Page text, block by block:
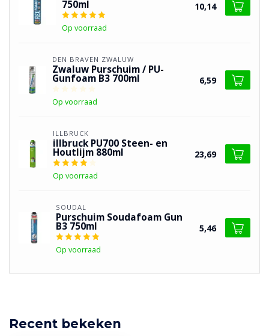
750ml
Op voorraad
10,14
DEN BRAVEN ZWALUW
Zwaluw Purschuim / PU-
Gunfoam B3 700ml
Op voorraad
6,59
ILLBRUCK
illbruck PU700 Steen- en
Houtlijm 880ml
Op voorraad
23,69
SOUDAL
Purschuim Soudafoam Gun
B3 750ml
Op voorraad
5,46
Recent bekeken